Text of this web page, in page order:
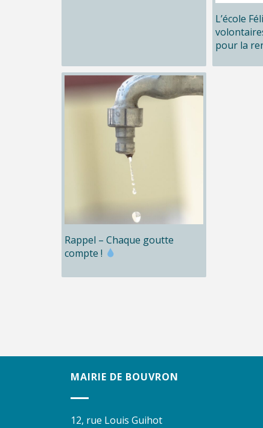
L’école
pour la
Rappel – Chaque goutte
compte !
MAIRIE DE BOUVRON
12, rue Louis Guihot